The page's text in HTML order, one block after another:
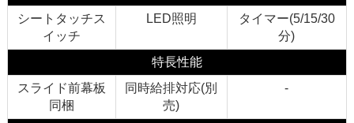
シートタッチス
イッチ
LED照明
タイマー(5/15/30
分)
特長性能
スライド前幕板
同梱
同時給排対応(別
売)
-